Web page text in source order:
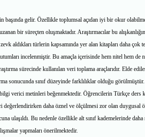
başında gelir. Özellikle toplumsal açıdan iyi bir okur
bir süreçten oluşmaktadır. Araştırmacılar bu
aldıkları türlerin kapsamında yer alan kitapları daha çok
incelenmiştir. Bu amaçla içerisinde hem nitel hem de
sürecinde kullanılan veri toplama araçlarıdır. Elde
sonucunda sınıf düzeyinde farklılıklar olduğu
verici metinleri beğenmektedir. Öğrencilerin Türkçe ders
daha öznel ve ölçülmesi zor olan duygusal
ulaşıldı. Bu nedenle özellikle alt sınıf kademelerinde
yapmaları önerilmektedir.